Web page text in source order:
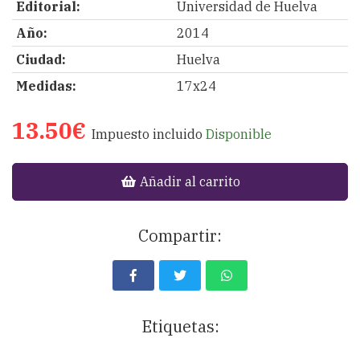
Editorial:
Universidad de Huelva
Año:
2014
Ciudad:
Huelva
Medidas:
17x24
13.50€ Impuesto incluido Disponible
Añadir al carrito
Compartir:
Etiquetas: